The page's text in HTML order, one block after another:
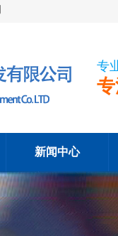
专
新闻中心